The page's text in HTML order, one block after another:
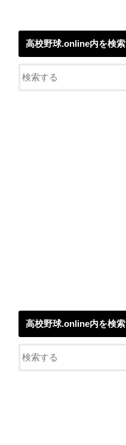
高校野球.online内を検索
高校野球.online内を検索